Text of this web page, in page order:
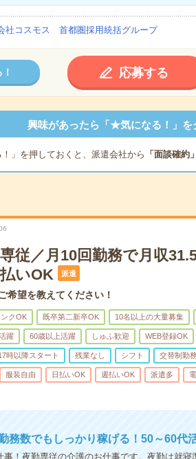
社コスモス 首都圏採用統括グループ
応募する
興味があったら「★気になる！」を
！」を押しておくと、派遣会社から 「面談確約」
従／月10回勤務で月収
いOK
派遣
希望を教えてください！
クOK 既卒第二新卒OK 10名以上の大量募集
躍 60歳以上活躍 しゅふ歓迎 WEB登録OK
時以降スタート 残業なし シフト 交替制勤
服装自由 日払いOK 週払いOK 派遣多
務数でもしっかり稼げる！50～60代
！夜勤専従の介護のお仕事です。夜勤は就